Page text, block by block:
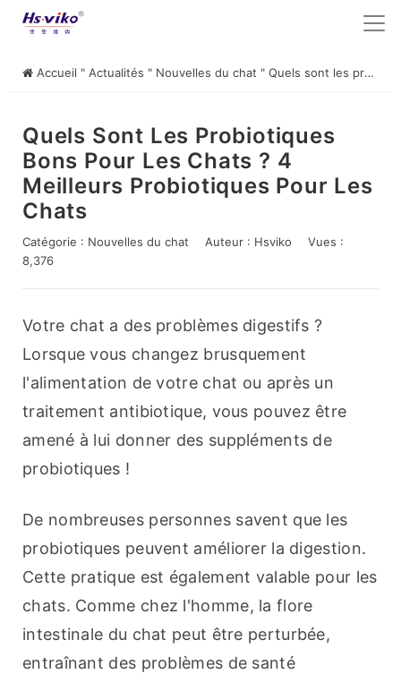
Accueil " Actualités " Nouvelles du chat " Quels sont les probiotiques bons pour les chats ? 4 meilleurs probiotiques pour les chats
Quels Sont Les Probiotiques
Bons Pour Les Chats ? 4
Meilleurs Probiotiques Pour Les
Chats
Catégorie : Nouvelles du chat Auteur : Hsviko
Vues :
8,376
Votre chat a des problèmes digestifs ?
Lorsque vous changez brusquement
l'alimentation de votre chat ou après un
traitement antibiotique, vous pouvez être
amené à lui donner des suppléments de
probiotiques !
De nombreuses personnes savent que les
probiotiques peuvent améliorer la digestion.
Cette pratique est également valable pour les
chats. Comme chez l'homme, la flore
intestinale du chat peut être perturbée,
entraînant des problèmes de santé